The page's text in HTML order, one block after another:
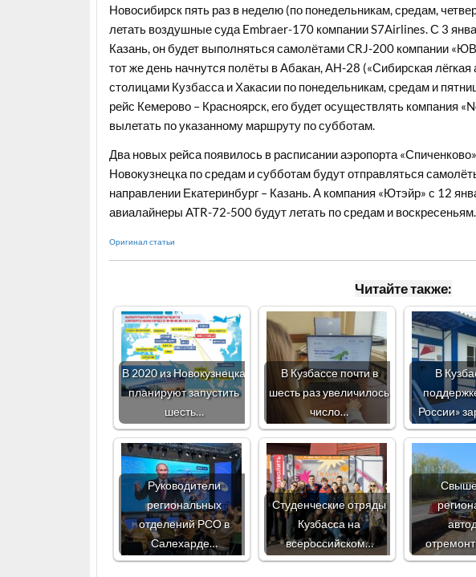
Новосибирск пять раз в неделю (по понедельникам, средам,
летать воздушные суда Embraer-170 компании S7Airlines. С 3
Казань, он будет выполняться самолётами CRJ-200 компании
тот же день начнутся полёты в Абакан, АН-28 («Сибирская
столицами Кузбасса и Хакасии по понедельникам, средам и
рейс Кемерово – Красноярск, его будет осуществлять компания
вылетать по указанному маршруту по субботам.
Два новых рейса появилось в расписании аэропорта
Новокузнецка по средам и субботам будут отправляться
направлении Екатеринбург – Казань. А компания «Ютэйр» с 12
авиалайнеры ATR-72-500 будут летать по средам и воскресеньям.
Оригинал статьи
Читайте также:
В 2020 из Новокузнецка
планируют запустить
шесть…
В Кузбассе почти в
шесть раз увеличилось
число…
В
России»
Руководители
региональных
отделений РСО в
Салехарде…
Студенческие отряды
Кузбасса на
всероссийском…